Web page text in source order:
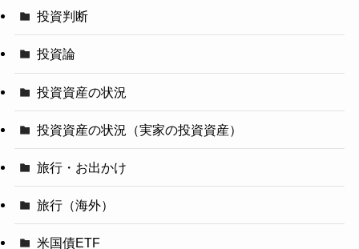
投資判断
投資論
投資資産の状況
投資資産の状況（実家の投資資産）
旅行・お出かけ
旅行（海外）
米国債ETF